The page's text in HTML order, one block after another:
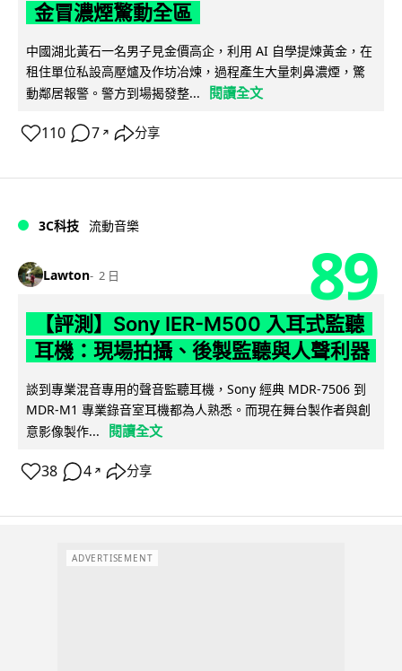
金冒濃煙驚動全區
中國湖北黃石一名男子見金價高企，利用 AI 自學提煉黃金，在
租住單位私設高壓爐及作坊冶煉，過程產生大量刺鼻濃煙，驚
動鄰居報警。警方到場揭發整...
閱讀全文
110 7 ↗ 分享
3C科技 流動音樂
Lawton 2 日 89
【評測】Sony IER-M500 入耳式監聽
耳機：現場拍攝、後製監聽與人聲利器
談到專業混音專用的聲音監聽耳機，Sony 經典 MDR-7506 到
MDR-M1 專業錄音室耳機都為人熟悉。而現在舞台製作者與創
意影像製作...
閱讀全文
38 4 ↗ 分享
ADVERTISEMENT